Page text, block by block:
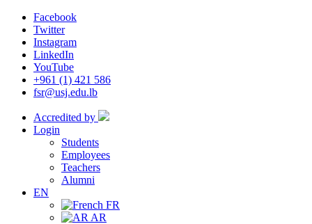
Facebook
Twitter
Instagram
LinkedIn
YouTube
+961 (1) 421 586
fsr@usj.edu.lb
Accredited by
Login
Students
Employees
Teachers
Alumni
EN
FR
AR